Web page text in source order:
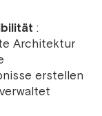
:
Architektur
erstellen